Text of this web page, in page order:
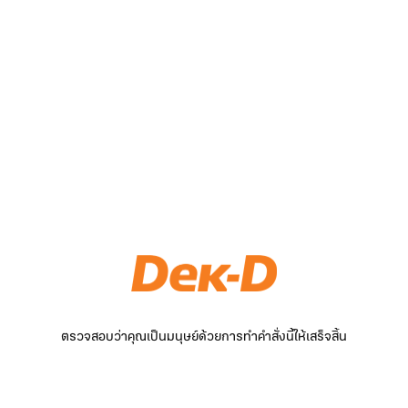
ตรวจสอบว่าคุณเป็นมนุษย์ด้วยการทำคำสั่งนี้ให้เสร็จสิ้น